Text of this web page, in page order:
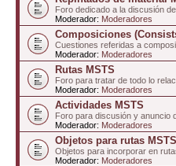
Foro dedicado a la discusión
Moderador: Moderadores
Composiciones
Cuestiones referidas a
Moderador: Moderadores
Rutas MSTS
Foro para tratar de todo lo
Moderador: Moderadores
Actividades MSTS
Foro para discusión y anuncio
Moderador: Moderadores
Objetos para rutas MSTS
Objetos para incorporar en
Moderador: Moderadores